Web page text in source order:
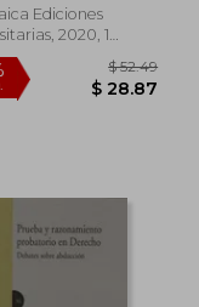
45%
dcto.
Ediciones
2020, 1
Tapa Blanda,